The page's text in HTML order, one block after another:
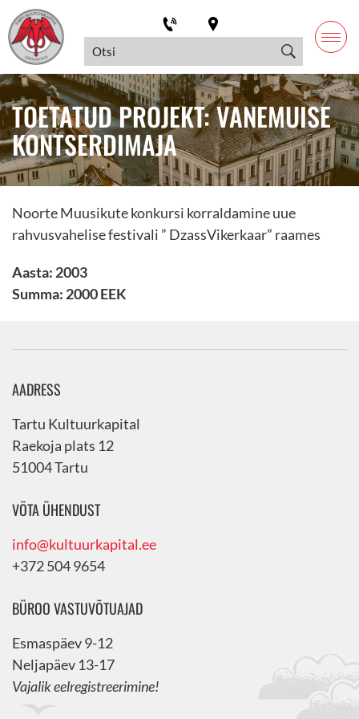
TOETATUD PROJEKT: VANEMUISE
KONTSERDIMAJA
Noorte Muusikute konkursi korraldamine uue
rahvusvahelise festivali ” DzassVikerkaar” raames
Aasta: 2003
Summa: 2000 EEK
AADRESS
Tartu Kultuurkapital
Raekoja plats 12
51004 Tartu
VÕTA ÜHENDUST
info@kultuurkapital.ee
+372 504 9654
BÜROO VASTUVÕTUAJAD
Esmaspäev 9-12
Neljapäev 13-17
Vajalik eelregistreerimine!